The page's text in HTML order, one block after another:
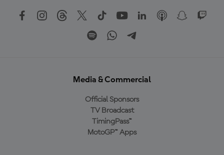
Media & Commercial
Official Sponsors
TV Broadcast
TimingPass™
MotoGP™ Apps